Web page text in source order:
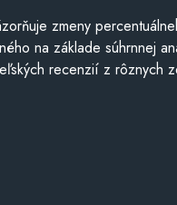
zmeny
na základe súhrnnej
recenzií z rôznych